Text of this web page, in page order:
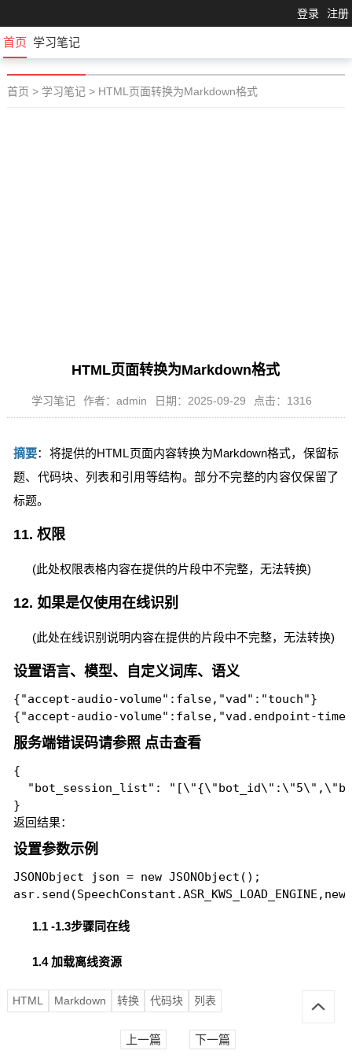
登录 注册
首页 学习笔记
首页 > 学习笔记 > HTML页面转换为Markdown格式
HTML页面转换为Markdown格式
学习笔记 作者：admin 日期：2025-09-29 点击：1316
摘要：将提供的HTML页面内容转换为Markdown格式，保留标
题、代码块、列表和引用等结构。部分不完整的内容仅保留了
标题。
11. 权限
(此处权限表格内容在提供的片段中不完整，无法转换)
12. 如果是仅使用在线识别
(此处在线识别说明内容在提供的片段中不完整，无法转换)
设置语言、模型、自定义词库、语义
{"accept-audio-volume":false,"vad":"touch"}
{"accept-audio-volume":false,"vad.endpoint-
服务端错误码请参照 点击查看
{
"bot_session_list":
}
返回结果：
设置参数示例
JSONObject json = new JSONObject();
1.1 -1.3步骤同在线
1.4 加载离线资源
HTML Markdown 转换 代码块 列表
上一篇 下一篇